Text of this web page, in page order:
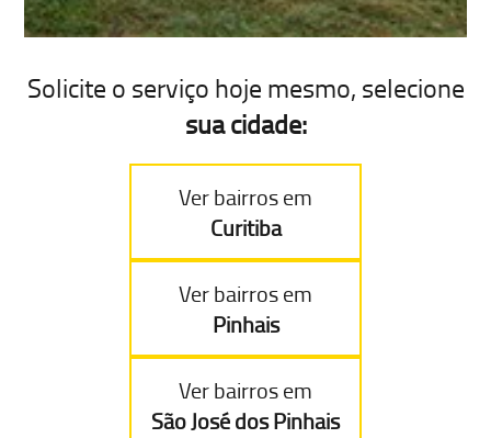
Solicite o serviço hoje mesmo, selecione
sua cidade:
Ver bairros em
Curitiba
Ver bairros em
Pinhais
Ver bairros em
São José dos Pinhais